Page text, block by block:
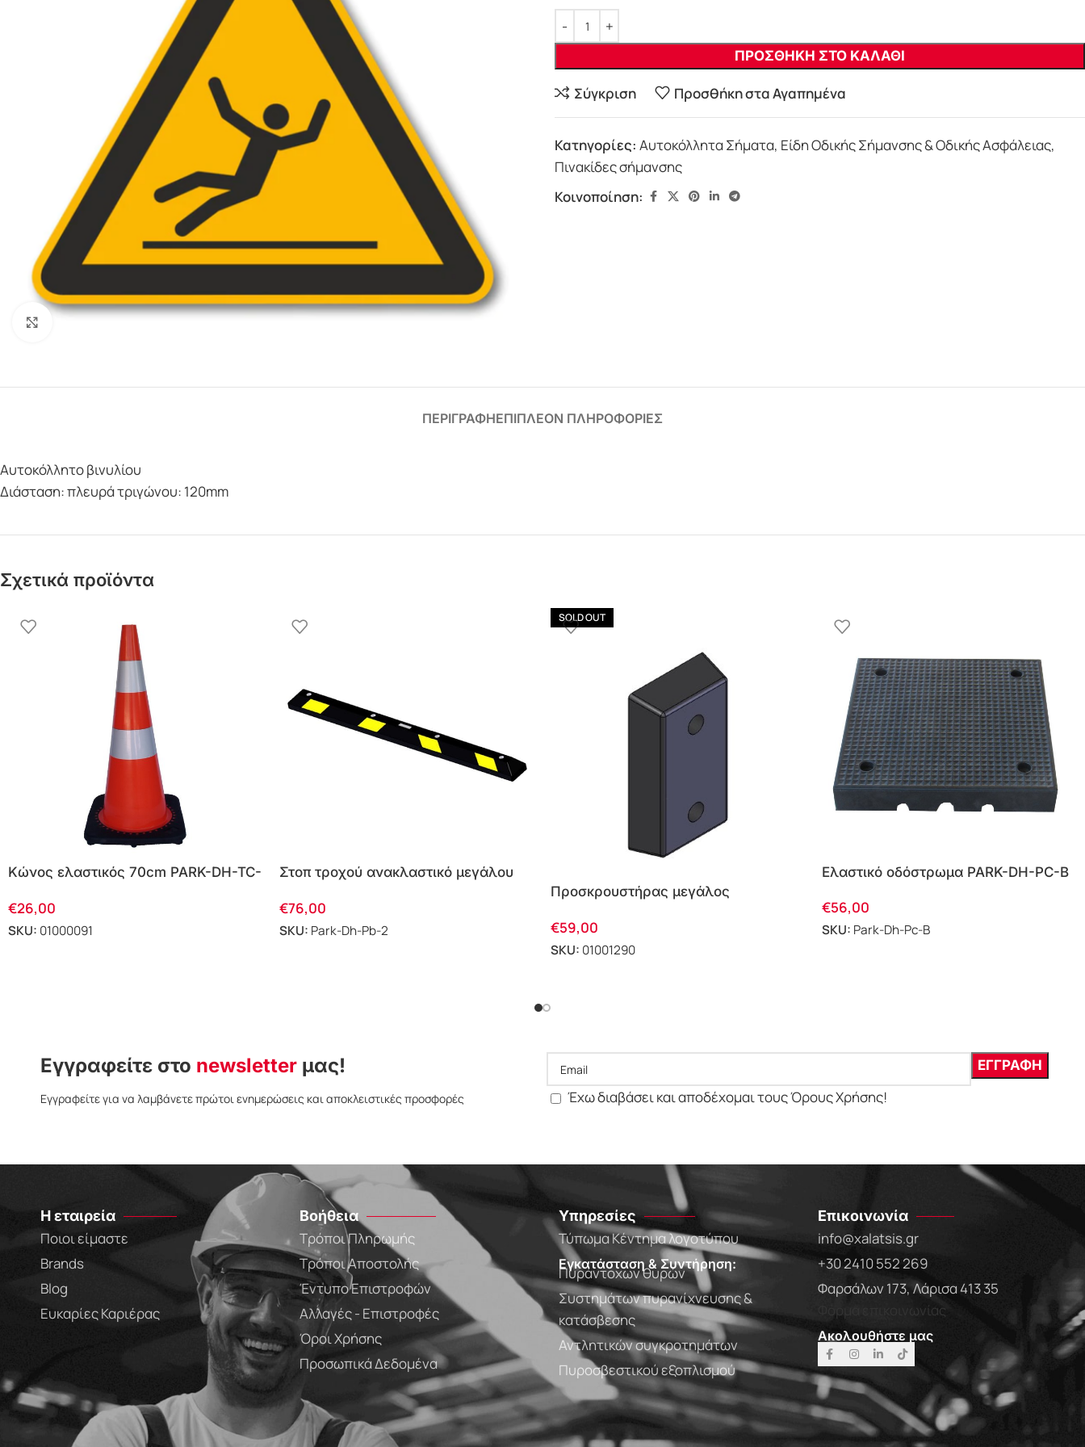
ΠΡΟΣΘΗΚΗ ΣΤΟ ΚΑΛΑΘΙ
Σύγκριση Προσθήκη στα Αγαπημένα
Κατηγορίες: Αυτοκόλλητα Σήματα, Είδη Οδικής Σήμανσης & Οδικής Ασφάλειας,
Πινακίδες σήμανσης
Κοινοποίηση:
ΠΕΡΙΓΡΑΦΗΕΠΙΠΛΕΟΝ ΠΛΗΡΟΦΟΡΙΕΣ
Αυτοκόλλητο βινυλίου
Διάσταση: πλευρά τριγώνου: 120mm
Σχετικά προϊόντα
Κώνος ελαστικός 70cm PARK-DH-TC-
€26,00
SKU: 01000091
Στοπ τροχού ανακλαστικό μεγάλου
€76,00
SKU: Park-Dh-Pb-2
SOLD OUT
Προσκρουστήρας μεγάλος
Doorado
€59,00
SKU: 01001290
Ελαστικό οδόστρωμα PARK-DH-PC-B
€56,00
SKU: Park-Dh-Pc-B
Εγγραφείτε στο newsletter μας!
Εγγραφείτε για να λαμβάνετε πρώτοι ενημερώσεις και αποκλειστικές προσφορές Έχω διαβάσει και αποδέχομαι τους Όρους Χρήσης!
Η εταιρεία
Ποιοι είμαστε
Brands
Blog
Ευκαρίες Καριέρας
Βοήθεια
Τρόποι Πληρωμής
Τρόποι Αποστολής
Έντυπο Επιστροφών
Αλλαγές - Επιστροφές
Όροι Χρήσης
Προσωπικά Δεδομένα
Υπηρεσίες
Τύπωμα Κέντημα λογοτύπου
Εγκατάσταση & Συντήρηση:
Πυράντοχων θυρών
Συστημάτων πυρανίχνευσης &
κατάσβεσης
Αντλητικών συγκροτημάτων
Πυροσβεστικού εξοπλισμού
Επικοινωνία
info@xalatsis.gr
+30 2410 552 269
Φαρσάλων 173, Λάρισα 413 35
Φόρμα επικοινωνίας
Ακολουθήστε μας